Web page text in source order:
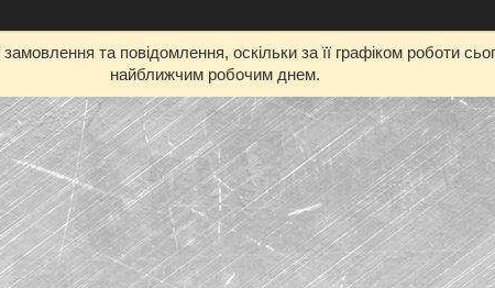
та повідомлення, оскільки за її графіком роботи
найближчим робочим днем.